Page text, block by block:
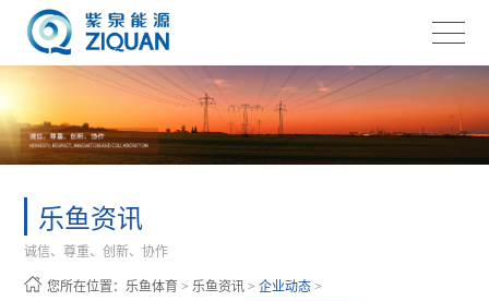
乐鱼资讯
诚信、尊重、创新、协作
您所在位置：乐鱼体育 >乐鱼资讯 >企业动态 >